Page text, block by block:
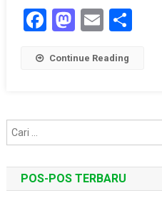
Facebook
Mastodon
Email
Continue Reading
POS-POS TERBARU